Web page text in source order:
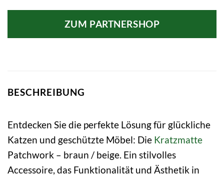
ZUM PARTNERSHOP
BESCHREIBUNG
Entdecken Sie die perfekte Lösung für glückliche
Katzen und geschützte Möbel: Die Kratzmatte
Patchwork – braun / beige. Ein stilvolles
Accessoire, das Funktionalität und Ästhetik in